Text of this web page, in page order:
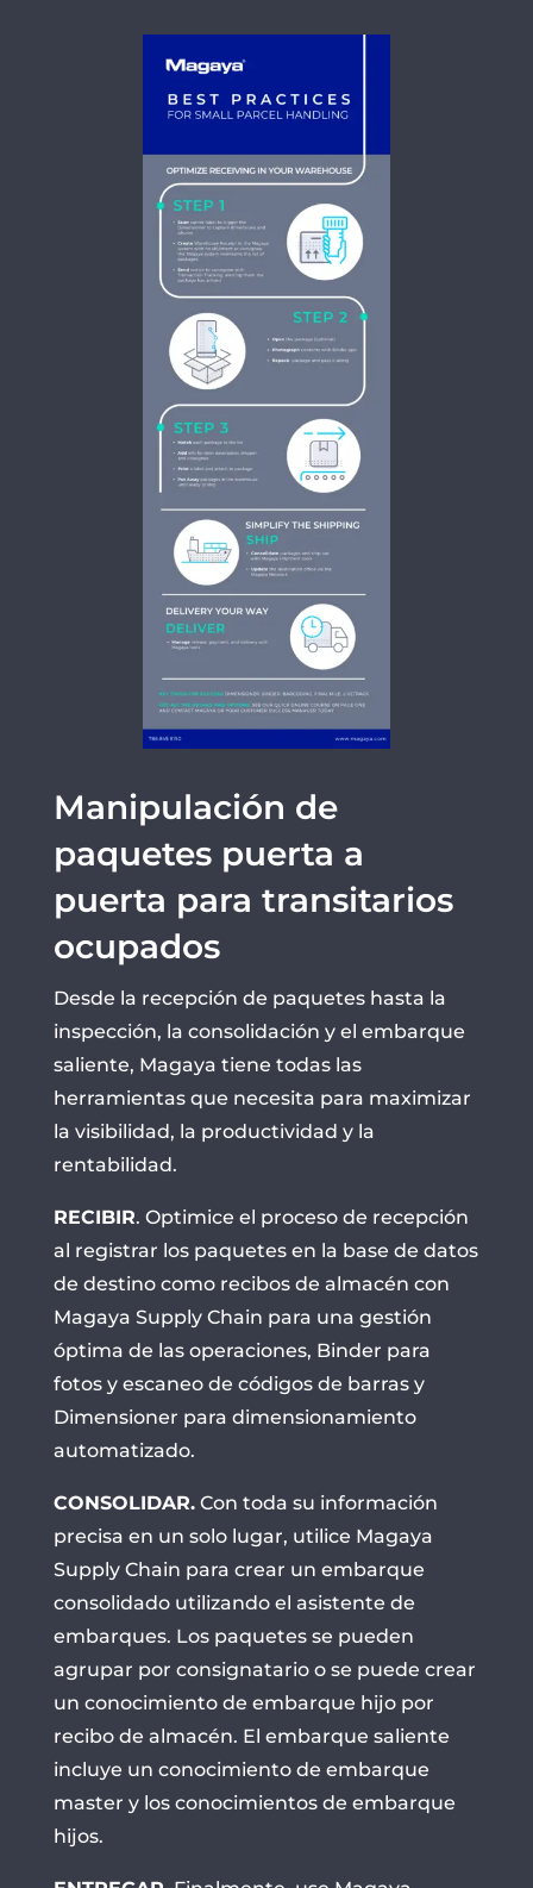
Manipulación de
paquetes puerta a
puerta para transitarios
ocupados
Desde la recepción de paquetes hasta la
inspección, la consolidación y el embarque
saliente, Magaya tiene todas las
herramientas que necesita para maximizar
la visibilidad, la productividad y la
rentabilidad.
RECIBIR. Optimice el proceso de recepción
al registrar los paquetes en la base de datos
de destino como recibos de almacén con
Magaya Supply Chain para una gestión
óptima de las operaciones, Binder para
fotos y escaneo de códigos de barras y
Dimensioner para dimensionamiento
automatizado.
CONSOLIDAR.Con toda su información
precisa en un solo lugar, utilice Magaya
Supply Chain para crear un embarque
consolidado utilizando el asistente de
embarques. Los paquetes se pueden
agrupar por consignatario o se puede crear
un conocimiento de embarque hijo por
recibo de almacén. El embarque saliente
incluye un conocimiento de embarque
master y los conocimientos de embarque
hijos.